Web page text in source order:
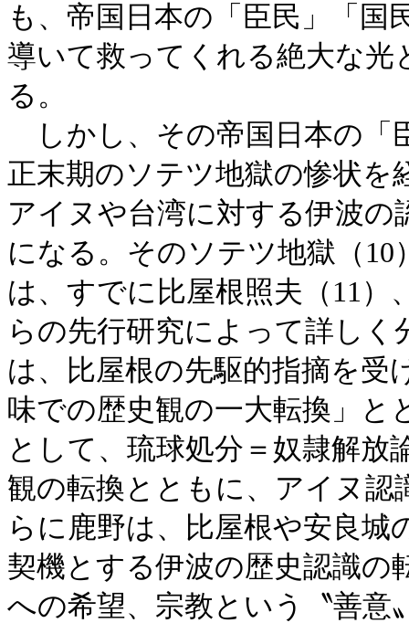
も、帝国日本の「臣民」「国
導いて救ってくれる絶大な
る。
しかし、その帝国日本の「
正末期のソテツ地獄の惨状
アイヌや台湾に対する伊波
になる。そのソテツ地獄（
は、すでに比屋根照夫（11）
らの先行研究によって詳し
は、比屋根の先駆的指摘を受
味での歴史観の一大転換」と
として、琉球処分＝奴隷解放
観の転換とともに、アイヌ
らに鹿野は、比屋根や安良
契機とする伊波の歴史認識の
への希望、宗教という〝善意